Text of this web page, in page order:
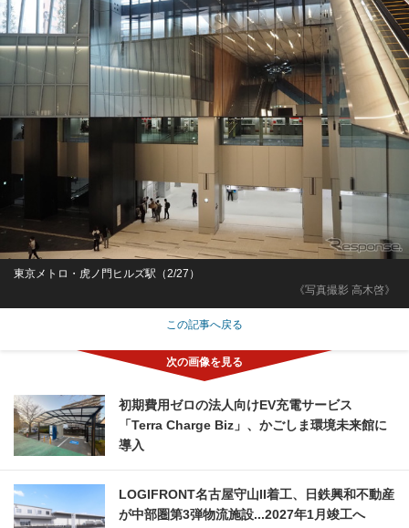
《写真撮影 高木啓》
東京メトロ・虎ノ門ヒルズ駅（2/27）
この記事へ戻る
初期費用ゼロの法人向けEV充電サービス
「Terra Charge Biz」、かごしま環境未来館に
導入
LOGIFRONT名古屋守山II着工、日鉄興和不動産
が中部圏第3弾物流施設...2027年1月竣工へ